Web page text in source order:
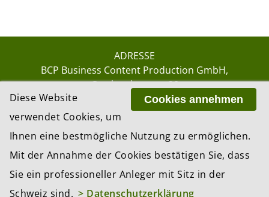
ADRESSE
BCP Business Content Production GmbH
Gotthardstrasse 38
8002 Zürich
GmbH, Zürich – Switzerland
Website by update AG, Zurich
Cookies annehmen
Diese Website
verwendet Cookies, um
Ihnen eine bestmögliche Nutzung zu ermöglichen.
Mit der Annahme der Cookies bestätigen Sie, dass
Sie ein professioneller Anleger mit Sitz in der
Schweiz sind. > Datenschutzerklärung